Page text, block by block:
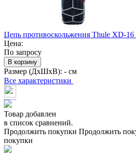
Цепь противоскольжения Thule XD-
Цена:
По запросу
В корзину
Размер (ДхШхВ): - см
Все характеристики
Товар добавлен
в список сравнений.
Продолжить покупки Продолжить
покупки